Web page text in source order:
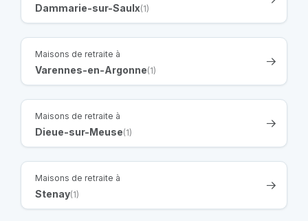
Dammarie-sur-Saulx(1)
Maisons de retraite à
Varennes-en-Argonne(1)
Maisons de retraite à
Dieue-sur-Meuse(1)
Maisons de retraite à
Stenay(1)